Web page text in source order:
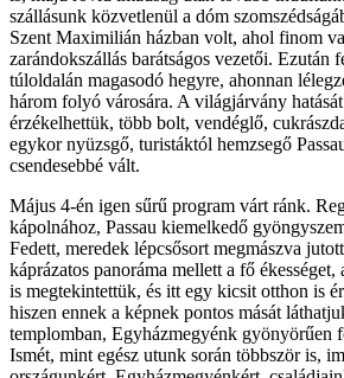
szállásunk közvetlenül a dóm
Szent Maximilián házban volt, ahol finom
zarándokszállás barátságos vezetői. Ezután
túloldalán magasodó hegyre, ahonnan
három folyó városára. A világjárvány
érzékelhettük, több bolt, vendéglő,
egykor nyüzsgő, turistáktól hemzsegő
csendesebbé vált.
Május 4-én igen sűrű program várt ránk.
kápolnához, Passau kiemelkedő
Fedett, meredek lépcsősort megmászva
káprázatos panoráma mellett a fő
is megtekintettük, és itt egy kicsit otthon is
hiszen ennek a képnek pontos mását
templomban, Egyházmegyénk gyönyörűen
Ismét, mint egész utunk során többször is,